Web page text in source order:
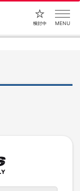
検討中 MENU